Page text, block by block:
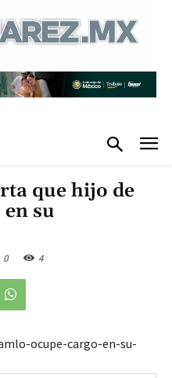
que hijo de
su
0 4
ocupe-cargo-en-su-